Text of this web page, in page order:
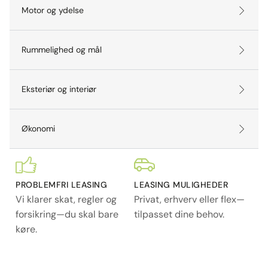
Motor og ydelse
Rummelighed og mål
Eksteriør og interiør
Økonomi
PROBLEMFRI LEASING
Vi klarer skat, regler og
forsikring—du skal bare
køre.
LEASING MULIGHEDER
Privat, erhverv eller flex—
tilpasset dine behov.